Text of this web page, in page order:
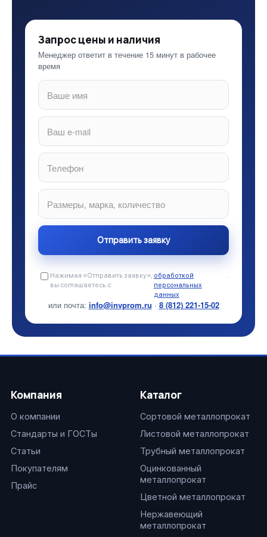
Запрос цены и наличия
Менеджер ответит в течение 15 минут в рабочее
время
Нажимая «Отправить заявку»,
вы соглашаетесь с
обработкой
персональных
данных
.
или почта: info@invprom.ru · 8 (812) 221-15-02
Компания
О компании
Стандарты и ГОСТы
Статьи
Покупателям
Прайс
Каталог
Сортовой металлопрокат
Листовой металлопрокат
Трубный металлопрокат
Оцинкованный
металлопрокат
Цветной металлопрокат
Нержавеющий
металлопрокат